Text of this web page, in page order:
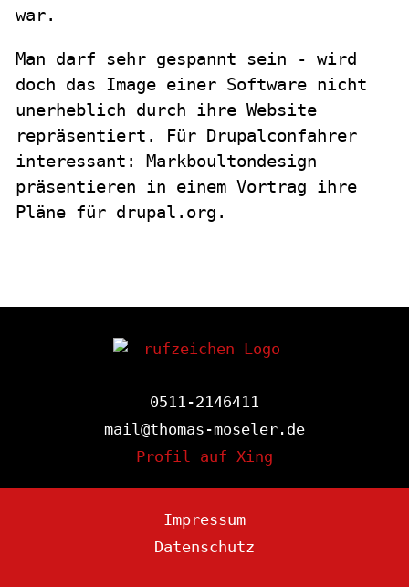
war.
Man darf sehr gespannt sein - wird
doch das Image einer Software nicht
unerheblich durch ihre Website
repräsentiert. Für Drupalconfahrer
interessant: Markboultondesign
präsentieren in einem Vortrag ihre
Pläne für drupal.org.
0511-2146411
mail@thomas-moseler.de
Profil auf Xing
Impressum
Datenschutz